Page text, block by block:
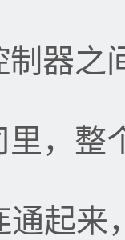
制器之
里，整
通起来